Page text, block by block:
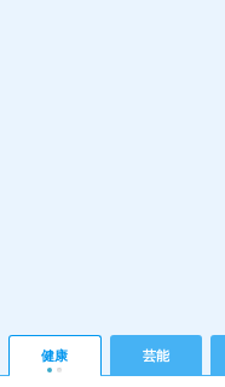
健康 芸能